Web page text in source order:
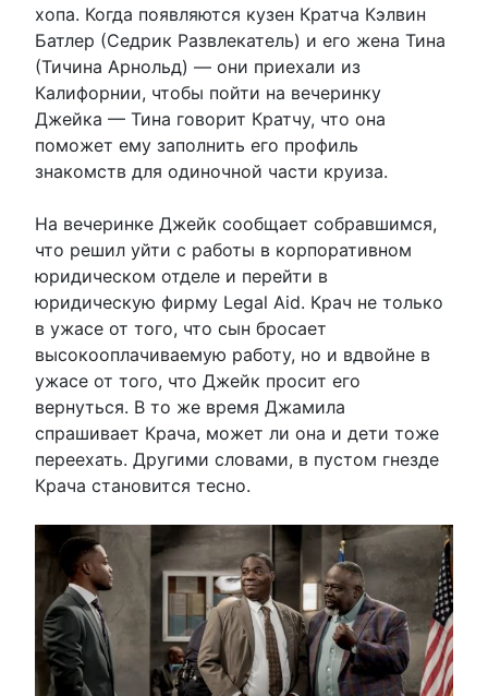
хопа. Когда появляются кузен Кратча Кэлвин
Батлер (Седрик Развлекатель) и его жена Тина
(Тичина Арнольд) — они приехали из
Калифорнии, чтобы пойти на вечеринку
Джейка — Тина говорит Кратчу, что она
поможет ему заполнить его профиль
знакомств для одиночной части круиза.
На вечеринке Джейк сообщает собравшимся,
что решил уйти с работы в корпоративном
юридическом отделе и перейти в
юридическую фирму Legal Aid. Крач не только
в ужасе от того, что сын бросает
высокооплачиваемую работу, но и вдвойне в
ужасе от того, что Джейк просит его
вернуться. В то же время Джамила
спрашивает Крача, может ли она и дети тоже
переехать. Другими словами, в пустом гнезде
Крача становится тесно.